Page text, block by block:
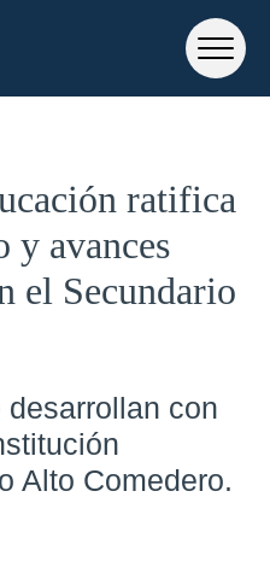
ratifica
y avances
el Secundario
con
Alto Comedero.